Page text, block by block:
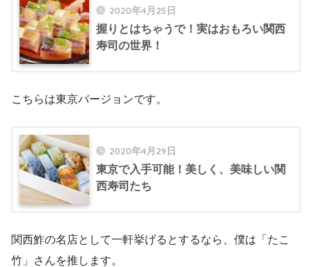
2020年4月25日
握りとはちゃうで！実はおもろい関西
寿司の世界！
こちらは東京バージョンです。
2020年4月29日
東京で入手可能！美しく、美味しい関
西寿司たち
関西鮓の名店として一軒挙げるとするなら、僕は「たこ
竹」さんを推します。